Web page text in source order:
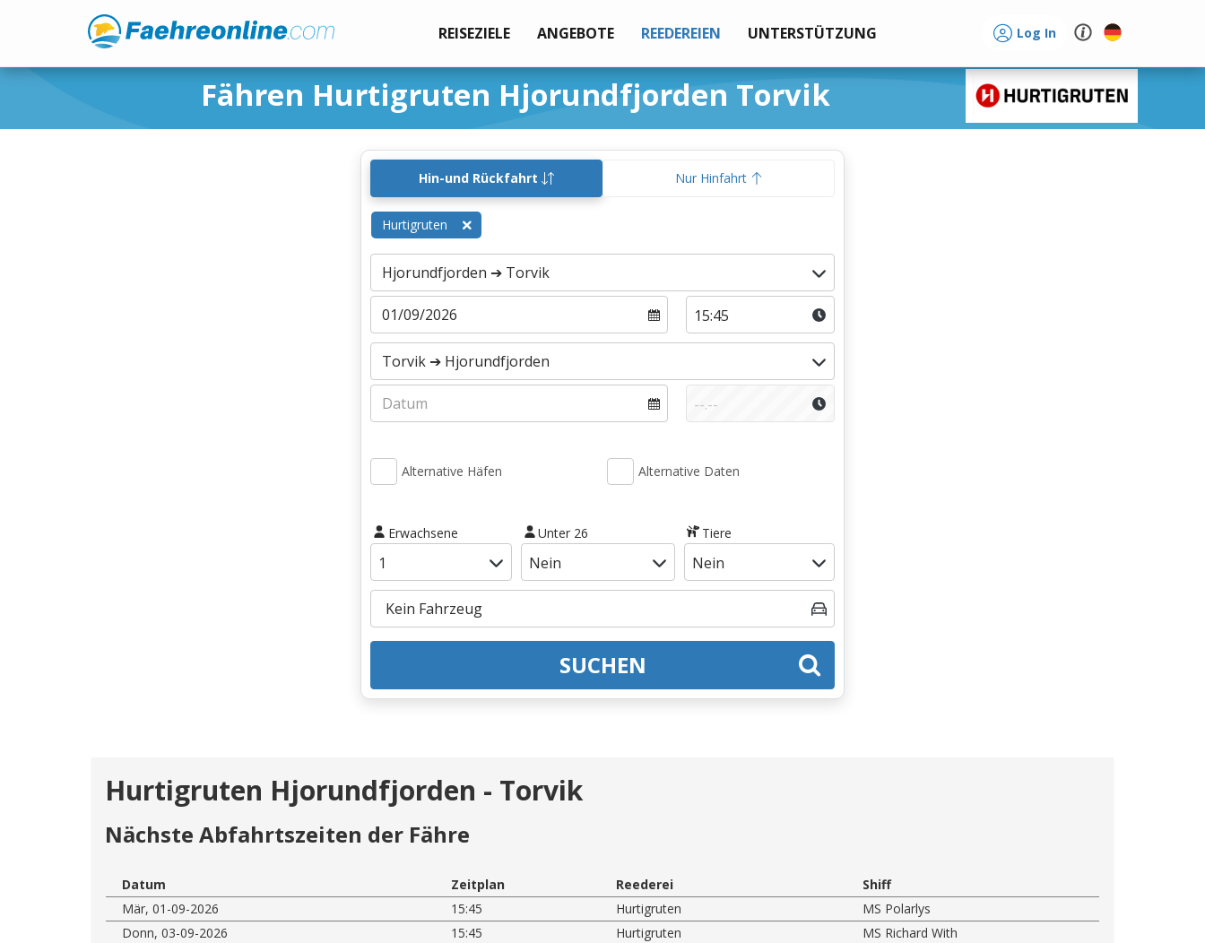
REISEZIELE ANGEBOTE REEDEREIEN UNTERSTÜTZUNG Log In
Fähren Hurtigruten Hjorundfjorden Torvik
Hin-und Rückfahrt Nur Hinfahrt
Hurtigruten
Alternative Häfen Alternative Daten
Erwachsene Unter 26 Tiere
SUCHEN
Hurtigruten Hjorundfjorden - Torvik
Nächste Abfahrtszeiten der Fähre
Datum Zeitplan Reederei
Shiff
Mär, 01-09-2026
15:45 Hurtigruten
MS Polarlys
Donn, 03-09-2026
15:45 Hurtigruten
MS Richard With